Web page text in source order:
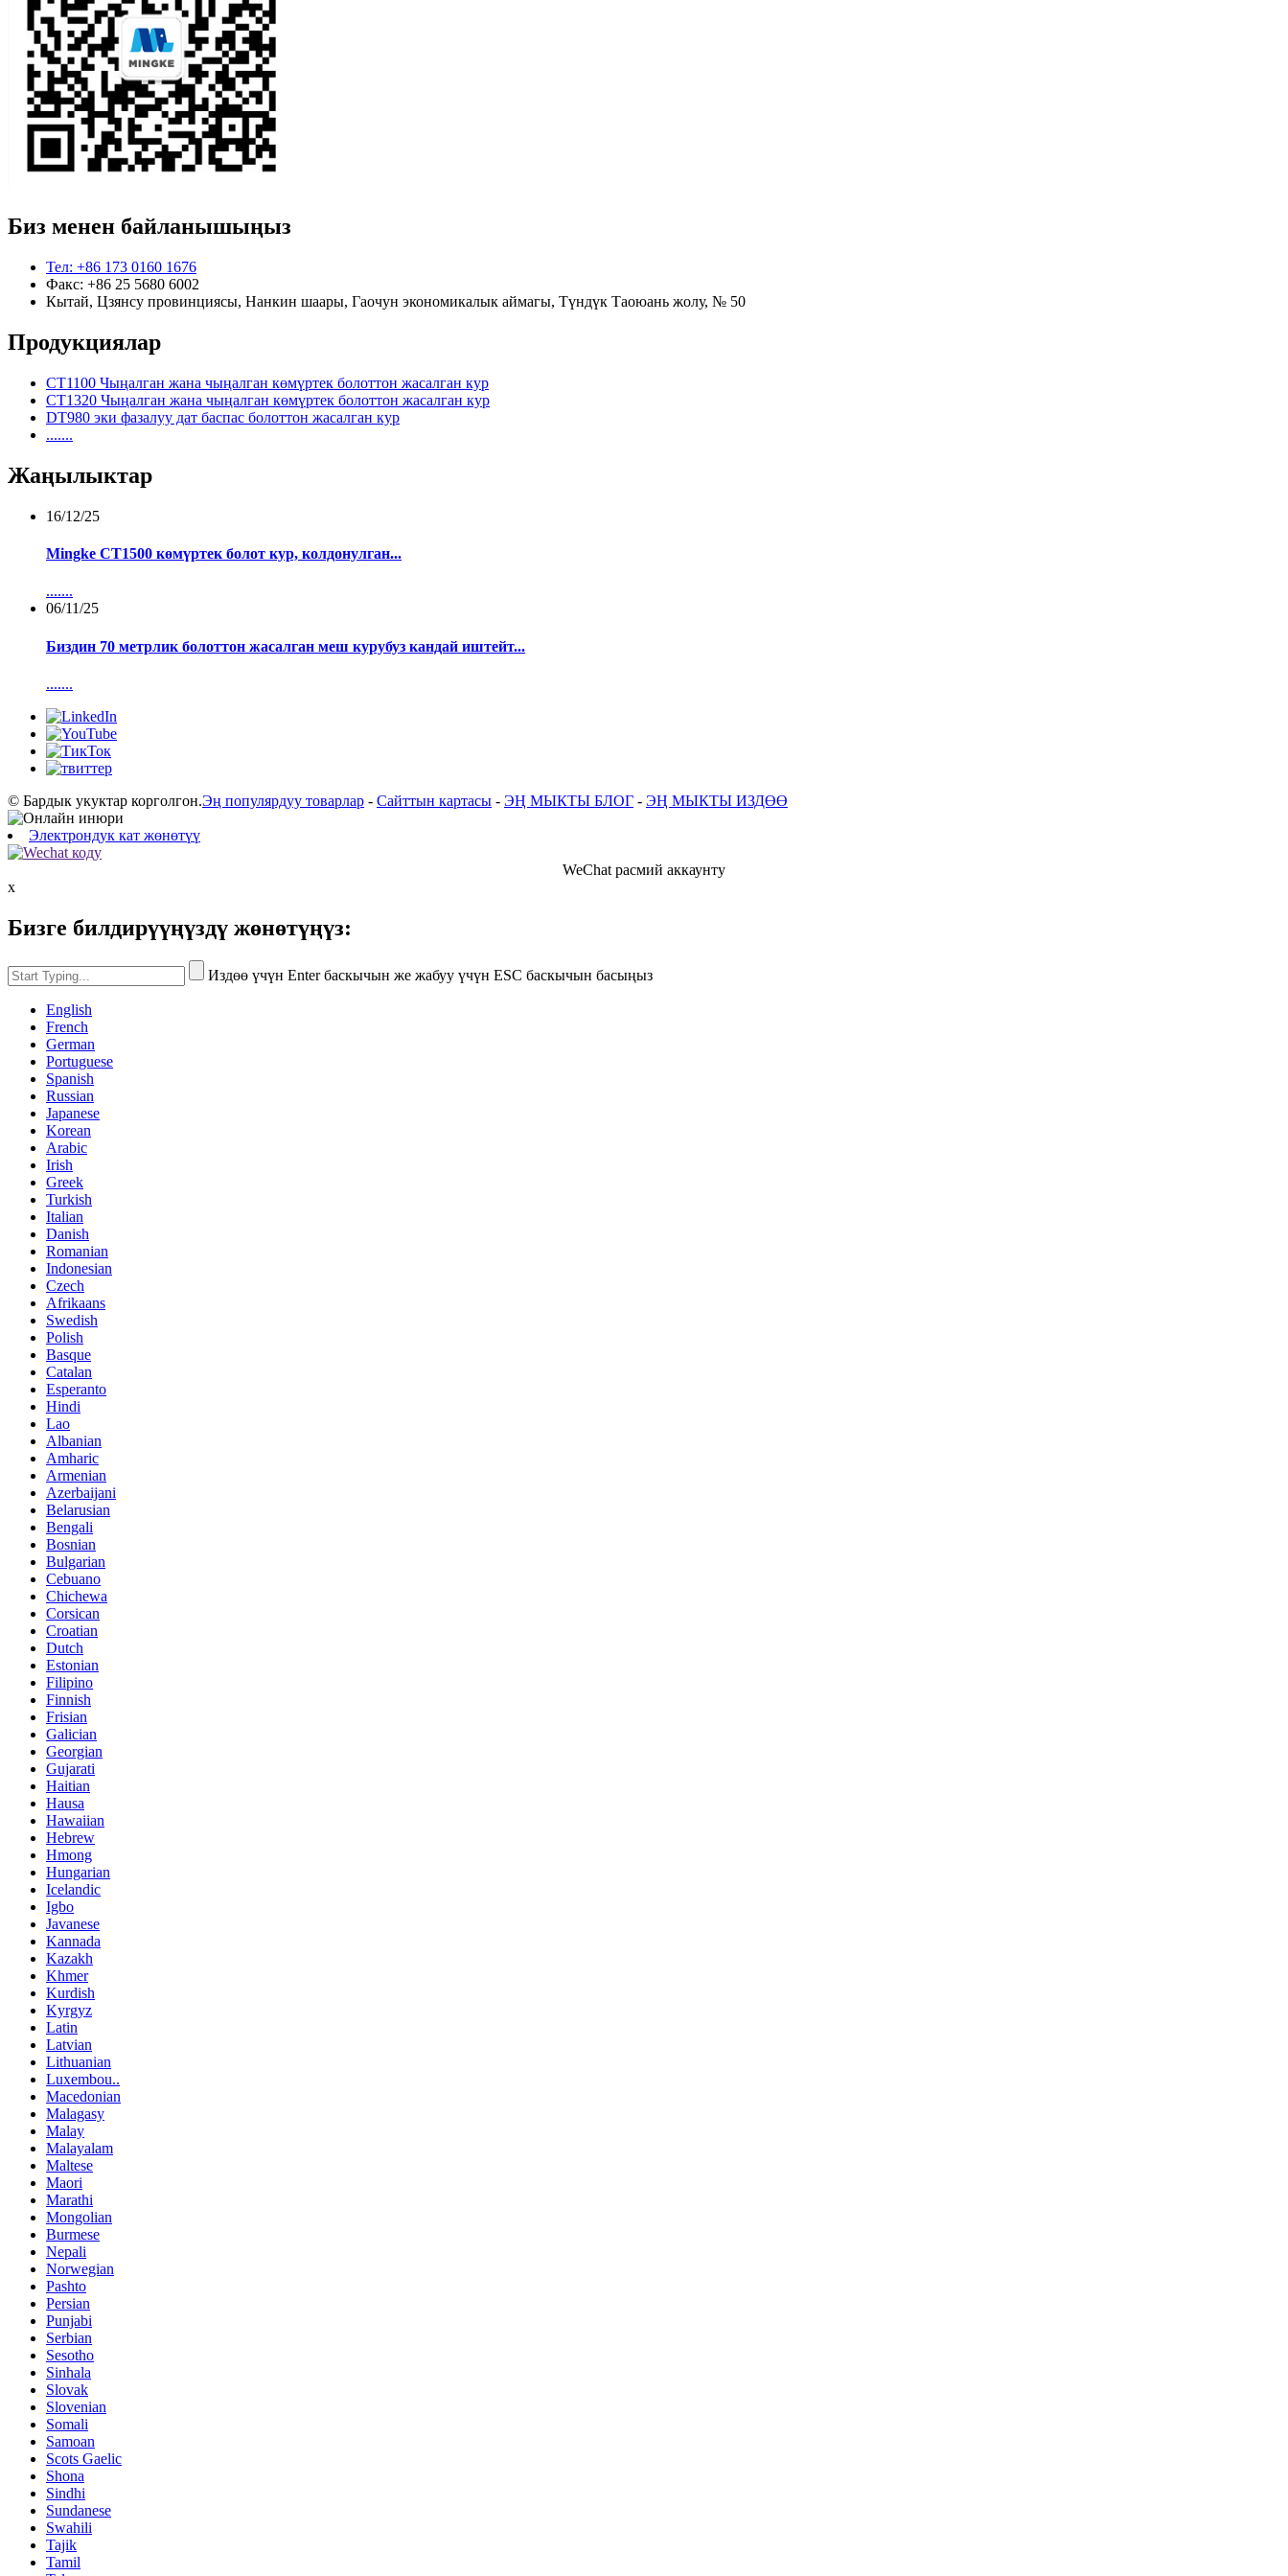
Биз менен байланышыңыз
Тел: +86 173 0160 1676
Факс: +86 25 5680 6002
Кытай, Цзянсу провинциясы, Нанкин шаары, Гаочун экономикалык аймагы, Түндүк Таоюань жолу, № 50
Продукциялар
CT1100 Чыңалган жана чыңалган көмүртек болоттон жасалган кур
CT1320 Чыңалган жана чыңалган көмүртек болоттон жасалган кур
DT980 эки фазалуу дат баспас болоттон жасалган кур
.......
Жаңылыктар
16/12/25
Mingke CT1500 көмүртек болот кур, колдонулган...
.......
06/11/25
Биздин 70 метрлик болоттон жасалган меш курубуз кандай иштейт...
.......
© Бардык укуктар корголгон.Эң популярдуу товарлар - Сайттын картасы - ЭҢ МЫКТЫ БЛОГ - ЭҢ МЫКТЫ ИЗДӨӨ
Электрондук кат жөнөтүү
WeChat расмий аккаунту
x
Бизге билдирүүңүздү жөнөтүңүз:
Издөө үчүн Enter баскычын же жабуу үчүн ESC баскычын басыңыз
English
French
German
Portuguese
Spanish
Russian
Japanese
Korean
Arabic
Irish
Greek
Turkish
Italian
Danish
Romanian
Indonesian
Czech
Afrikaans
Swedish
Polish
Basque
Catalan
Esperanto
Hindi
Lao
Albanian
Amharic
Armenian
Azerbaijani
Belarusian
Bengali
Bosnian
Bulgarian
Cebuano
Chichewa
Corsican
Croatian
Dutch
Estonian
Filipino
Finnish
Frisian
Galician
Georgian
Gujarati
Haitian
Hausa
Hawaiian
Hebrew
Hmong
Hungarian
Icelandic
Igbo
Javanese
Kannada
Kazakh
Khmer
Kurdish
Kyrgyz
Latin
Latvian
Lithuanian
Luxembou..
Macedonian
Malagasy
Malay
Malayalam
Maltese
Maori
Marathi
Mongolian
Burmese
Nepali
Norwegian
Pashto
Persian
Punjabi
Serbian
Sesotho
Sinhala
Slovak
Slovenian
Somali
Samoan
Scots Gaelic
Shona
Sindhi
Sundanese
Swahili
Tajik
Tamil